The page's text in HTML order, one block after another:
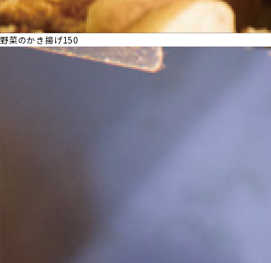
野菜のかき揚げ150